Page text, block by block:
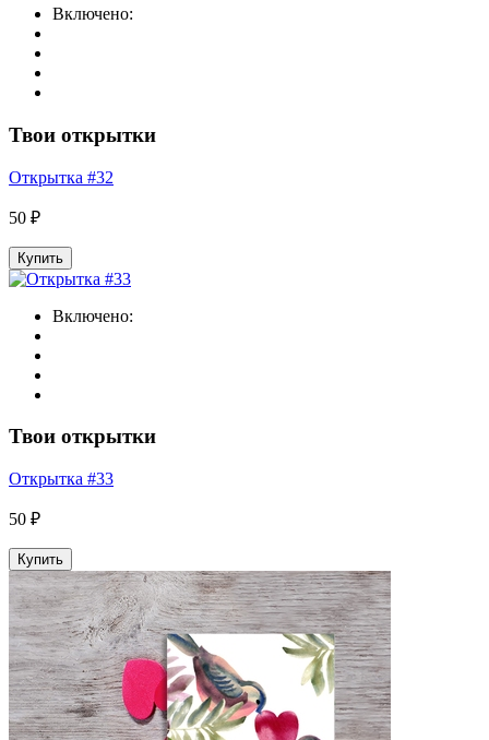
Включено:
Твои открытки
Открытка #32
50 ₽
Купить
Включено:
Твои открытки
Открытка #33
50 ₽
Купить